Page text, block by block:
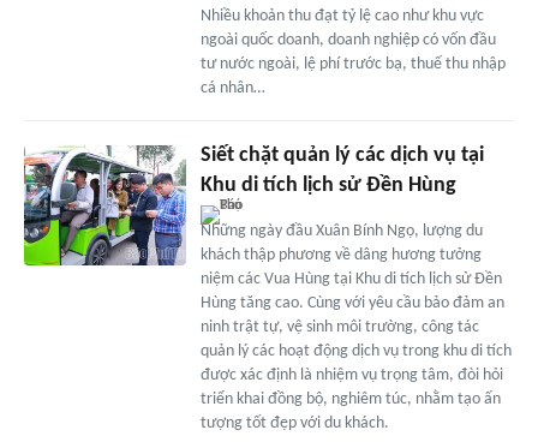
Nhiều khoản thu đạt tỷ lệ cao như khu vực
ngoài quốc doanh, doanh nghiệp có vốn đầu
tư nước ngoài, lệ phí trước bạ, thuế thu nhập
cá nhân…
Siết chặt quản lý các dịch vụ tại
Khu di tích lịch sử Đền Hùng
Những ngày đầu Xuân Bính Ngọ, lượng du
khách thập phương về dâng hương tưởng
niệm các Vua Hùng tại Khu di tích lịch sử Đền
Hùng tăng cao. Cùng với yêu cầu bảo đảm an
ninh trật tự, vệ sinh môi trường, công tác
quản lý các hoạt động dịch vụ trong khu di tích
được xác định là nhiệm vụ trọng tâm, đòi hỏi
triển khai đồng bộ, nghiêm túc, nhằm tạo ấn
tượng tốt đẹp với du khách.